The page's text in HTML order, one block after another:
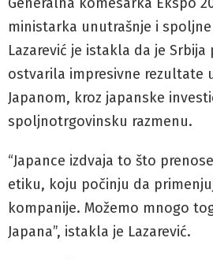
ministarka unutrašnje i
Lazarević je istakla da je
ostvarila impresivne rezultate
Japanom, kroz japanske
spoljnotrgovinsku razmenu.
“Japance izdvaja to što
etiku, koju počinju da
kompanije. Možemo mnogo
Japana”, istakla je Lazarević.